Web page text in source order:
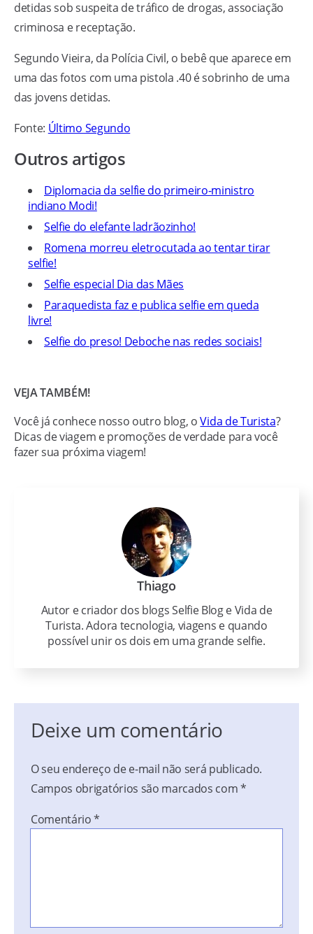
detidas sob suspeita de tráfico de drogas, associação
criminosa e receptação.
Segundo Vieira, da Polícia Civil, o bebê que aparece em
uma das fotos com uma pistola .40 é sobrinho de uma
das jovens detidas.
Fonte: Último Segundo
Outros artigos
Diplomacia da selfie do primeiro-ministro
indiano Modi!
Selfie do elefante ladrãozinho!
Romena morreu eletrocutada ao tentar tirar
selfie!
Selfie especial Dia das Mães
Paraquedista faz e publica selfie em queda
livre!
Selfie do preso! Deboche nas redes sociais!
VEJA TAMBÉM!
Você já conhece nosso outro blog, oVida de Turista?
Dicas de viagem e promoções de verdade para você
fazer sua próxima viagem!
Thiago
Autor e criador dos blogs Selfie Blog e Vida de
Turista. Adora tecnologia, viagens e quando
possível unir os dois em uma grande selfie.
Deixe um comentário
O seu endereço de e-mail não será publicado.
Campos obrigatórios são marcados com*
Comentário*